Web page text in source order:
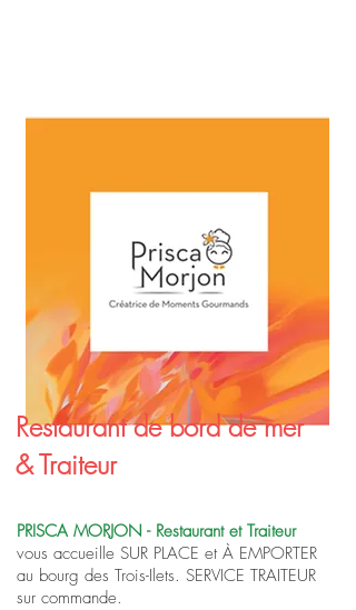
Restaurant de bord de mer
& Traiteur
PRISCA MORJON - Restaurant et Traiteur
vous accueille SUR PLACE et À EMPORTER
au bourg des Trois-Ilets. SERVICE TRAITEUR
sur commande.